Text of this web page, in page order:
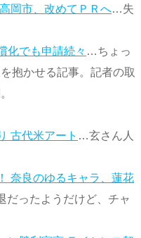
岡市、改めてＰＲへ…失
化でも申請続々 …ちょっ
抱かせる記事。記者の取
古代米アート …玄さん人
奈良のゆるキャラ、蓮花
だったようだけど、チャ